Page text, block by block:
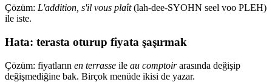
Çözüm: L'addition, s'il vous plaît(lah-dee-SYOHN seel voo PLEH)
ile iste.
Hata: terasta oturup fiyata şaşırmak
Çözüm: fiyatların en terrasse ile au comptoirarasında değişip
değişmediğine bak. Birçok menüde ikisi de yazar.